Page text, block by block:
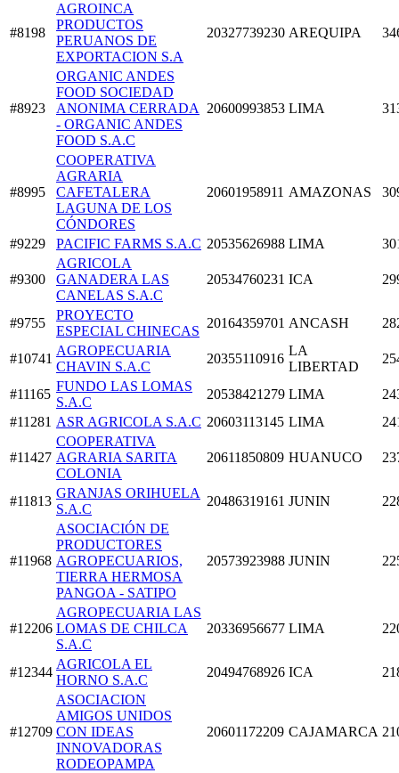
#8198
AGROINCA
PRODUCTOS
PERUANOS DE
EXPORTACION S.A
20327739230 AREQUIPA
#8923
ORGANIC ANDES
FOOD SOCIEDAD
ANONIMA CERRADA
- ORGANIC ANDES
FOOD S.A.C
20600993853 LIMA
#8995
COOPERATIVA
AGRARIA
CAFETALERA
LAGUNA DE LOS
CÓNDORES
20601958911 AMAZONAS
#9229 PACIFIC FARMS S.A.C 20535626988 LIMA
#9300
AGRICOLA
GANADERA LAS
CANELAS S.A.C
20534760231 ICA
#9755
PROYECTO
ESPECIAL CHINECAS
20164359701 ANCASH
#10741
AGROPECUARIA
CHAVIN S.A.C
20355110916
LA
LIBERTAD
#11165
FUNDO LAS LOMAS
S.A.C
20538421279 LIMA
#11281 ASR AGRICOLA S.A.C 20603113145 LIMA
#11427
COOPERATIVA
AGRARIA SARITA
COLONIA
20611850809 HUANUCO
#11813
GRANJAS ORIHUELA
S.A.C
20486319161 JUNIN
#11968
ASOCIACIÓN DE
PRODUCTORES
AGROPECUARIOS,
TIERRA HERMOSA
PANGOA - SATIPO
20573923988 JUNIN
#12206
AGROPECUARIA LAS
LOMAS DE CHILCA
S.A.C
20336956677 LIMA
#12344
AGRICOLA EL
HORNO S.A.C
20494768926 ICA
#12709
ASOCIACION
AMIGOS UNIDOS
CON IDEAS
INNOVADORAS
RODEOPAMPA
20601172209 CAJAMARCA